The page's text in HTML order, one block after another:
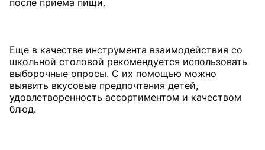
после приема пищи.
Еще в качестве инструмента взаимодействия со
школьной столовой рекомендуется использовать
выборочные опросы. С их помощью можно
выявить вкусовые предпочтения детей,
удовлетворенность ассортиментом и качеством
блюд.